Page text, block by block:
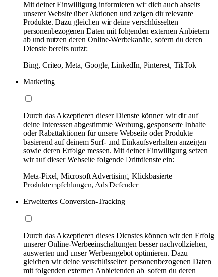
Mit deiner Einwilligung informieren wir dich auch abseits
unserer Website über Aktionen und zeigen dir relevante
Produkte. Dazu gleichen wir deine verschlüsselten
personenbezogenen Daten mit folgenden externen Anbietern
ab und nutzen deren Online-Werbekanäle, sofern du deren
Dienste bereits nutzt:
Bing, Criteo, Meta, Google, LinkedIn, Pinterest, TikTok
Marketing
Durch das Akzeptieren dieser Dienste können wir dir auf
deine Interessen abgestimmte Werbung, gesponserte Inhalte
oder Rabattaktionen für unsere Webseite oder Produkte
basierend auf deinem Surf- und Einkaufsverhalten anzeigen
sowie deren Erfolge messen. Mit deiner Einwilligung setzen
wir auf dieser Webseite folgende Drittdienste ein:
Meta-Pixel, Microsoft Advertising, Klickbasierte
Produktempfehlungen, Ads Defender
Erweitertes Conversion-Tracking
Durch das Akzeptieren dieses Dienstes können wir den Erfolg
unserer Online-Werbeeinschaltungen besser nachvollziehen,
auswerten und unser Werbeangebot optimieren. Dazu
gleichen wir deine verschlüsselten personenbezogenen Daten
mit folgenden externen Anbietenden ab, sofern du deren